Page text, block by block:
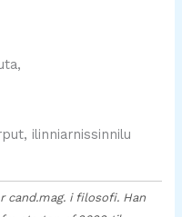
ilinniarnissinnilu
cand.mag. i filosofi. Han